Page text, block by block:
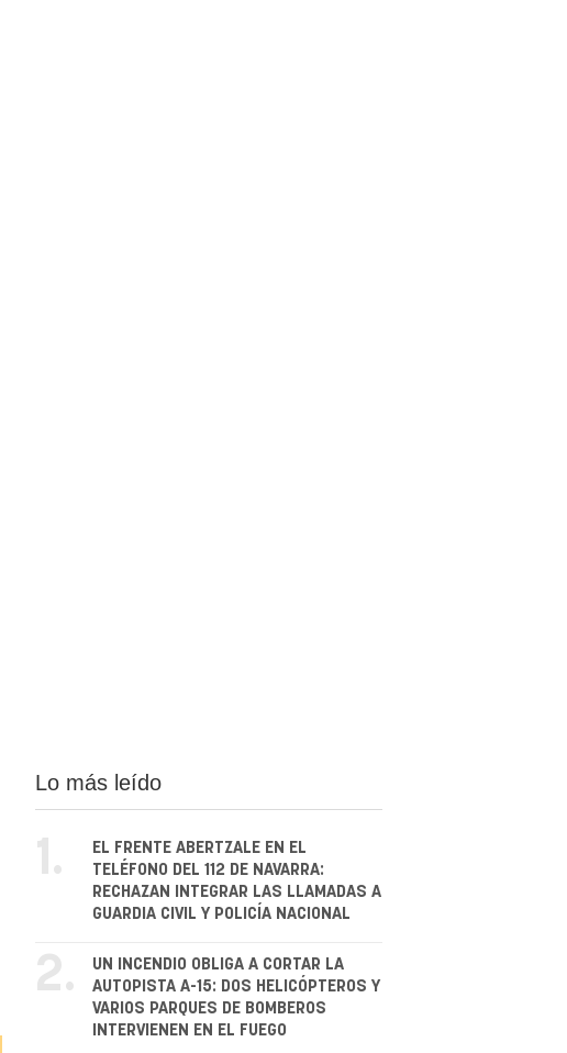
Lo más leído
1.
EL FRENTE ABERTZALE EN EL
TELÉFONO DEL 112 DE NAVARRA:
RECHAZAN INTEGRAR LAS LLAMADAS A
GUARDIA CIVIL Y POLICÍA NACIONAL
2.
UN INCENDIO OBLIGA A CORTAR LA
AUTOPISTA A-15: DOS HELICÓPTEROS Y
VARIOS PARQUES DE BOMBEROS
INTERVIENEN EN EL FUEGO